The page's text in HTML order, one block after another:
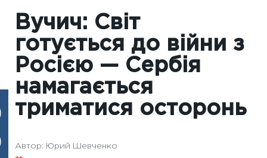
Вучич: Світ
готується до війни з
Росією — Сербія
намагається
триматися осторонь
Автор: Юрий Шевченко